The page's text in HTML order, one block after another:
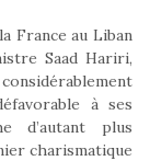
France au Liban
Saad Hariri,
à ses
d’autant plus
charismatique